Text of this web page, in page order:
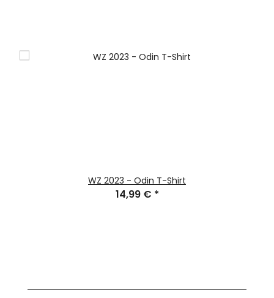
WZ 2023 - Odin T-Shirt
14,99 € *